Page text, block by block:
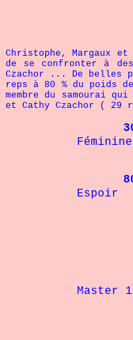
Christophe, Margaux
de se confronter à
Czachor ... De belles
reps à 80 % du poids
membre du samourai
et Cathy Czachor (
Féminine
2°
80 %
Espoir :
2°
3°
4°
5°
6°
7°
Master 1
2°
3°
4°